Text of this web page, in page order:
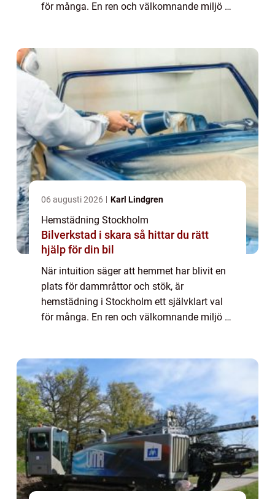
för många. En ren och välkomnande miljö är
06 augusti 2026 Karl Lindgren
Hemstädning Stockholm
Bilverkstad i skara så hittar du rätt
hjälp för din bil
När intuition säger att hemmet har blivit en
plats för dammråttor och stök, är
hemstädning i Stockholm ett självklart val
för många. En ren och välkomnande miljö är